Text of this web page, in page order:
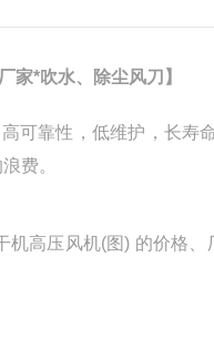
家*吹水、除尘风刀】
可靠性，低维护，长寿
费。
高压风机(图) 的价格